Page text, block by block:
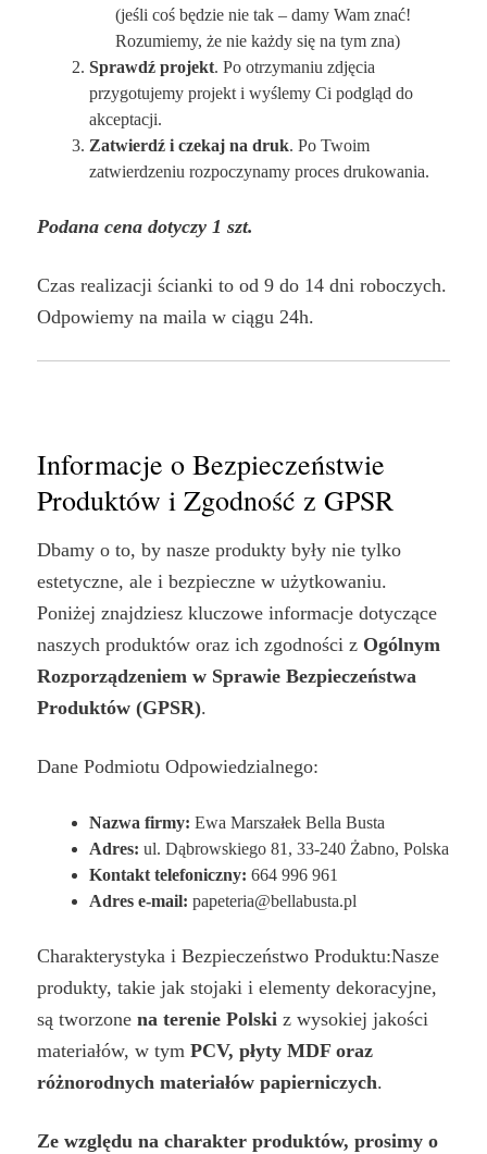
(jeśli coś będzie nie tak – damy Wam znać!
Rozumiemy, że nie każdy się na tym zna)
Sprawdź projekt. Po otrzymaniu zdjęcia
przygotujemy projekt i wyślemy Ci podgląd do
akceptacji.
Zatwierdź i czekaj na druk. Po Twoim
zatwierdzeniu rozpoczynamy proces drukowania.
Podana cena dotyczy 1 szt.
Czas realizacji ścianki to od 9 do 14 dni roboczych.
Odpowiemy na maila w ciągu 24h.
Informacje o Bezpieczeństwie
Produktów i Zgodność z GPSR
Dbamy o to, by nasze produkty były nie tylko
estetyczne, ale i bezpieczne w użytkowaniu.
Poniżej znajdziesz kluczowe informacje dotyczące
naszych produktów oraz ich zgodności z Ogólnym
Rozporządzeniem w Sprawie Bezpieczeństwa
Produktów (GPSR).
Dane Podmiotu Odpowiedzialnego:
Nazwa firmy: Ewa Marszałek Bella Busta
Adres: ul. Dąbrowskiego 81, 33-240 Żabno, Polska
Kontakt telefoniczny: 664 996 961
Adres e-mail: papeteria@bellabusta.pl
Charakterystyka i Bezpieczeństwo Produktu:Nasze
produkty, takie jak stojaki i elementy dekoracyjne,
są tworzone na terenie Polski z wysokiej jakości
materiałów, w tym PCV, płyty MDF oraz
różnorodnych materiałów papierniczych.
Ze względu na charakter produktów, prosimy o